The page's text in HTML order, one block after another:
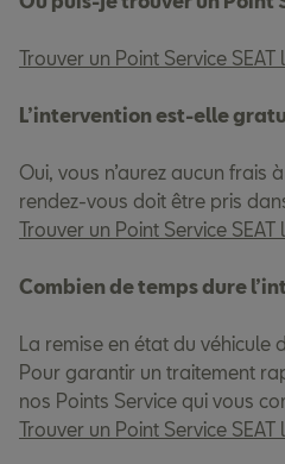
Trouver un Point Service
L’intervention est-elle
Oui, vous n’aurez aucun
rendez-vous doit être pris
Trouver un Point Service
Combien de temps dure
La remise en état du véhicule
Pour garantir un traitement
nos Points Service qui vous
Trouver un Point Service